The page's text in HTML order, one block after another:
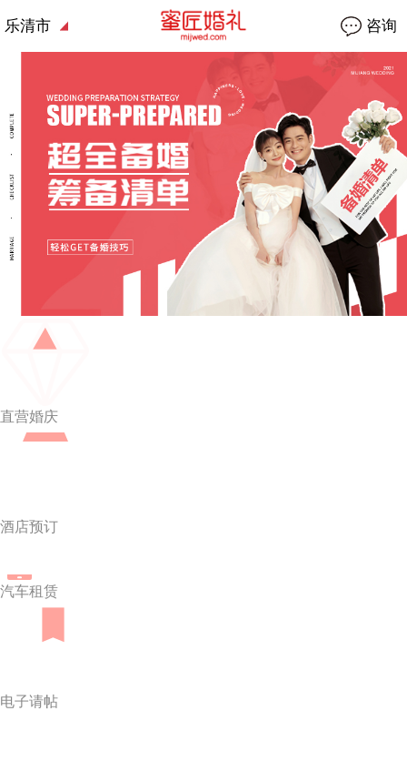
乐清市 咨询
直营婚庆
酒店预订
汽车租赁
电子请帖